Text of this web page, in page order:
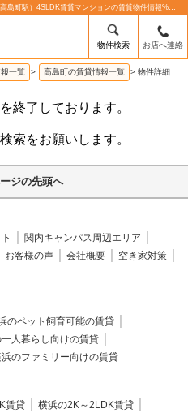
アマックス横浜（神奈川県横浜市西区平沼１丁目・高島町駅）4SLDK賃貸マンションの賃貸物件情報%% | 株式会社ライフサロン横浜
物件検索 お店へ連絡
一覧 > 高島町の賃貸情報一覧 > 物件詳細
終了しております。
索をお願いします。
ジの先頭へ
関内キャンパス周辺エリア
お客様の声 会社概要
空き家対策
のペット飼育可能の賃貸
人暮らし向けの賃貸
のファミリー向けの賃貸
賃貸
横浜の2K～2LDK賃貸